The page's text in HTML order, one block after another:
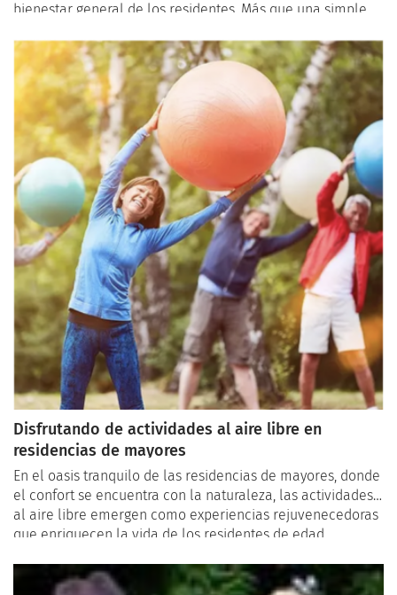
bienestar general de los residentes. Más que una simple
transformando positivamente la calidad de vida y las
experiencias diarias de las personas mayores.
Disfrutando de actividades al aire libre en
residencias de mayores
En el oasis tranquilo de las residencias de mayores, donde
el confort se encuentra con la naturaleza, las actividades
al aire libre emergen como experiencias rejuvenecedoras
que enriquecen la vida de los residentes de edad
actividades ofrecen beneficios profundos que promueven